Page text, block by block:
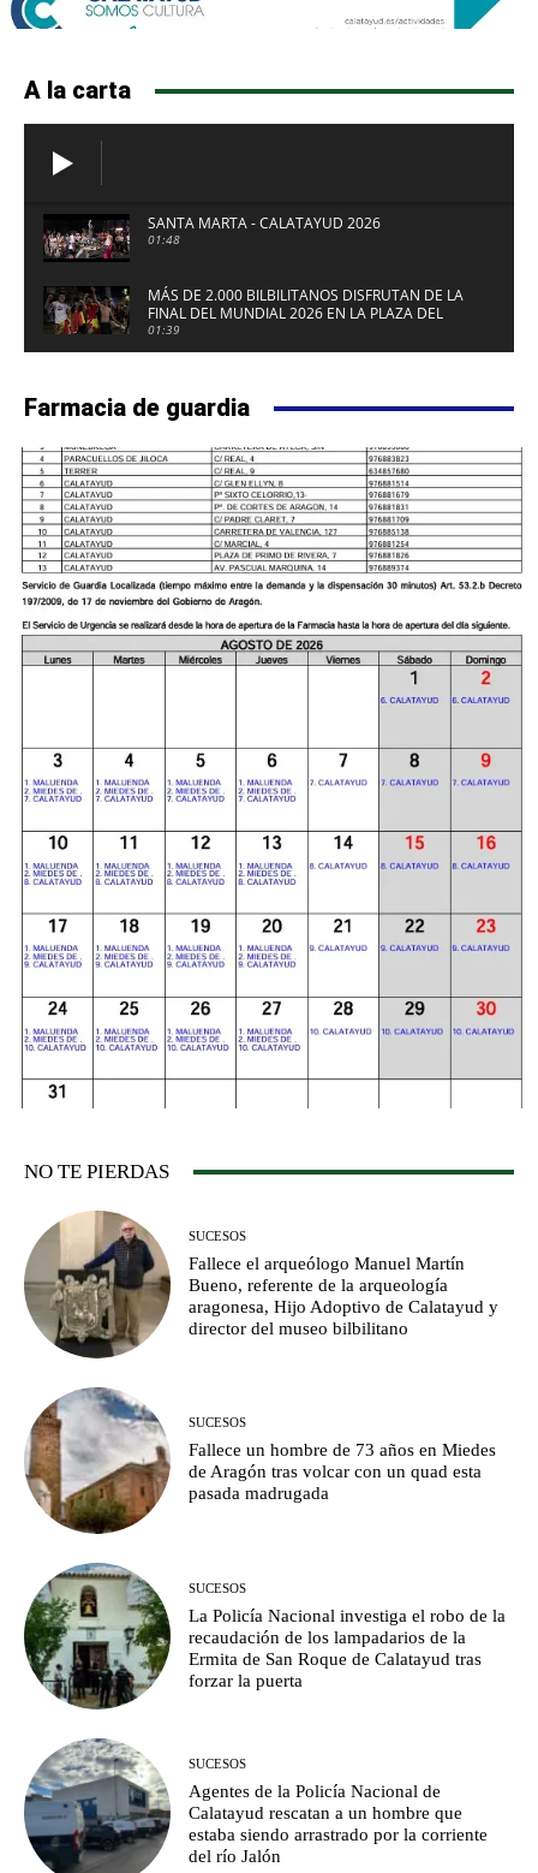
A la carta
SANTA MARTA - CALATAYUD 2026
01:48
MÁS DE 2.000 BILBILITANOS DISFRUTAN DE LA
FINAL DEL MUNDIAL 2026 EN LA PLAZA DEL
FUERTE DE CALATAYUD
01:39
Farmacia de guardia
NO TE PIERDAS
SUCESOS
Fallece el arqueólogo Manuel Martín
Bueno, referente de la arqueología
aragonesa, Hijo Adoptivo de Calatayud y
director del museo bilbilitano
SUCESOS
Fallece un hombre de 73 años en Miedes
de Aragón tras volcar con un quad esta
pasada madrugada
SUCESOS
La Policía Nacional investiga el robo de la
recaudación de los lampadarios de la
Ermita de San Roque de Calatayud tras
forzar la puerta
SUCESOS
Agentes de la Policía Nacional de
Calatayud rescatan a un hombre que
estaba siendo arrastrado por la corriente
del río Jalón